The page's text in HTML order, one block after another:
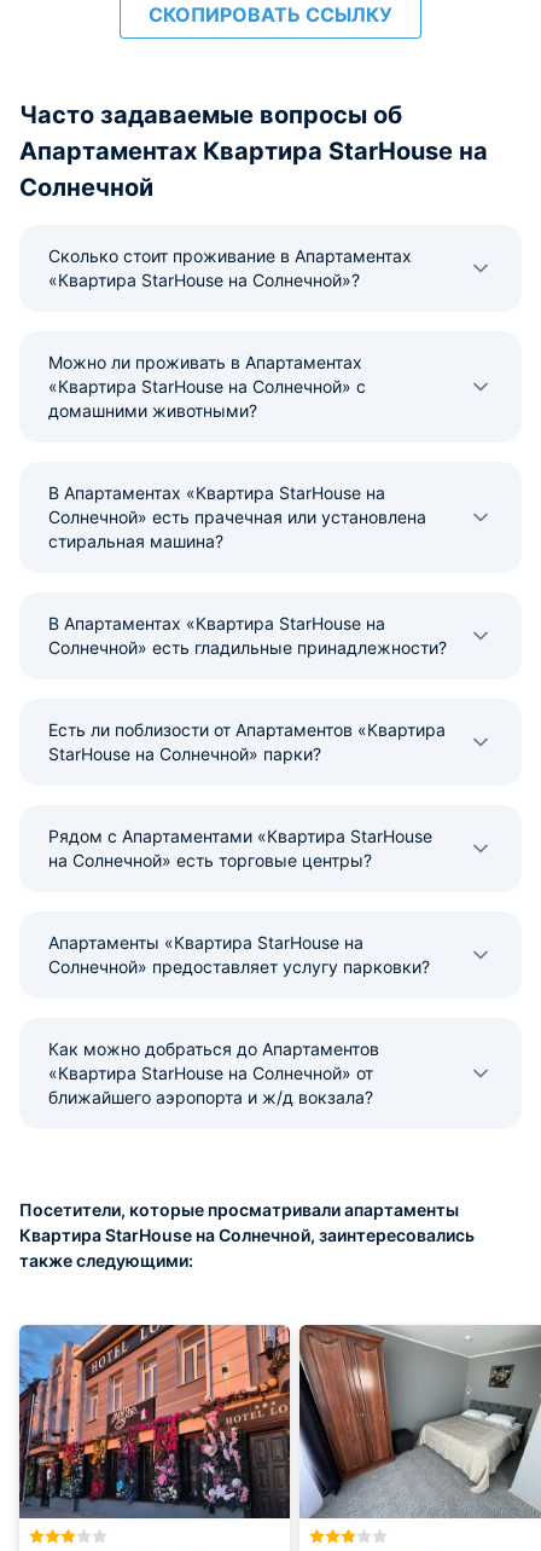
СКОПИРОВАТЬ ССЫЛКУ
Часто задаваемые вопросы об
Апартаментах Квартира StarHouse на
Солнечной
Сколько стоит проживание в Апартаментах
«Квартира StarHouse на Солнечной»?
Можно ли проживать в Апартаментах
«Квартира StarHouse на Солнечной» с
домашними животными?
В Апартаментах «Квартира StarHouse на
Солнечной» есть прачечная или установлена
стиральная машина?
В Апартаментах «Квартира StarHouse на
Солнечной» есть гладильные принадлежности?
Есть ли поблизости от Апартаментов «Квартира
StarHouse на Солнечной» парки?
Рядом с Апартаментами «Квартира StarHouse
на Солнечной» есть торговые центры?
Апартаменты «Квартира StarHouse на
Солнечной» предоставляет услугу парковки?
Как можно добраться до Апартаментов
«Квартира StarHouse на Солнечной» от
ближайшего аэропорта и ж/д вокзала?
Посетители, которые просматривали апартаменты
Квартира StarHouse на Солнечной, заинтересовались
также следующими: